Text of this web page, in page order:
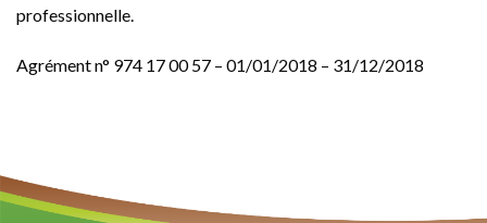
professionnelle.
Agrément n° 974 17 00 57 – 01/01/2018 – 31/12/2018